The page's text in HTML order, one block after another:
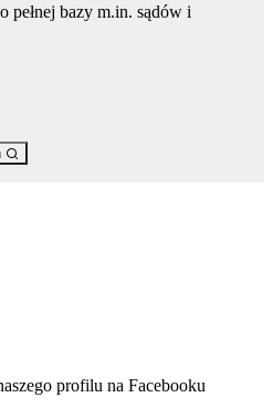
pełnej bazy m.in. sądów i
w nowej karcieprofilu na Facebooku